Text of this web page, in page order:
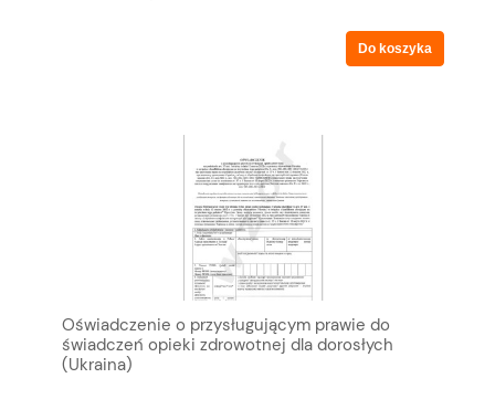
Do koszyka
Oświadczenie o przysługującym prawie do
świadczeń opieki zdrowotnej dla dorosłych
(Ukraina)